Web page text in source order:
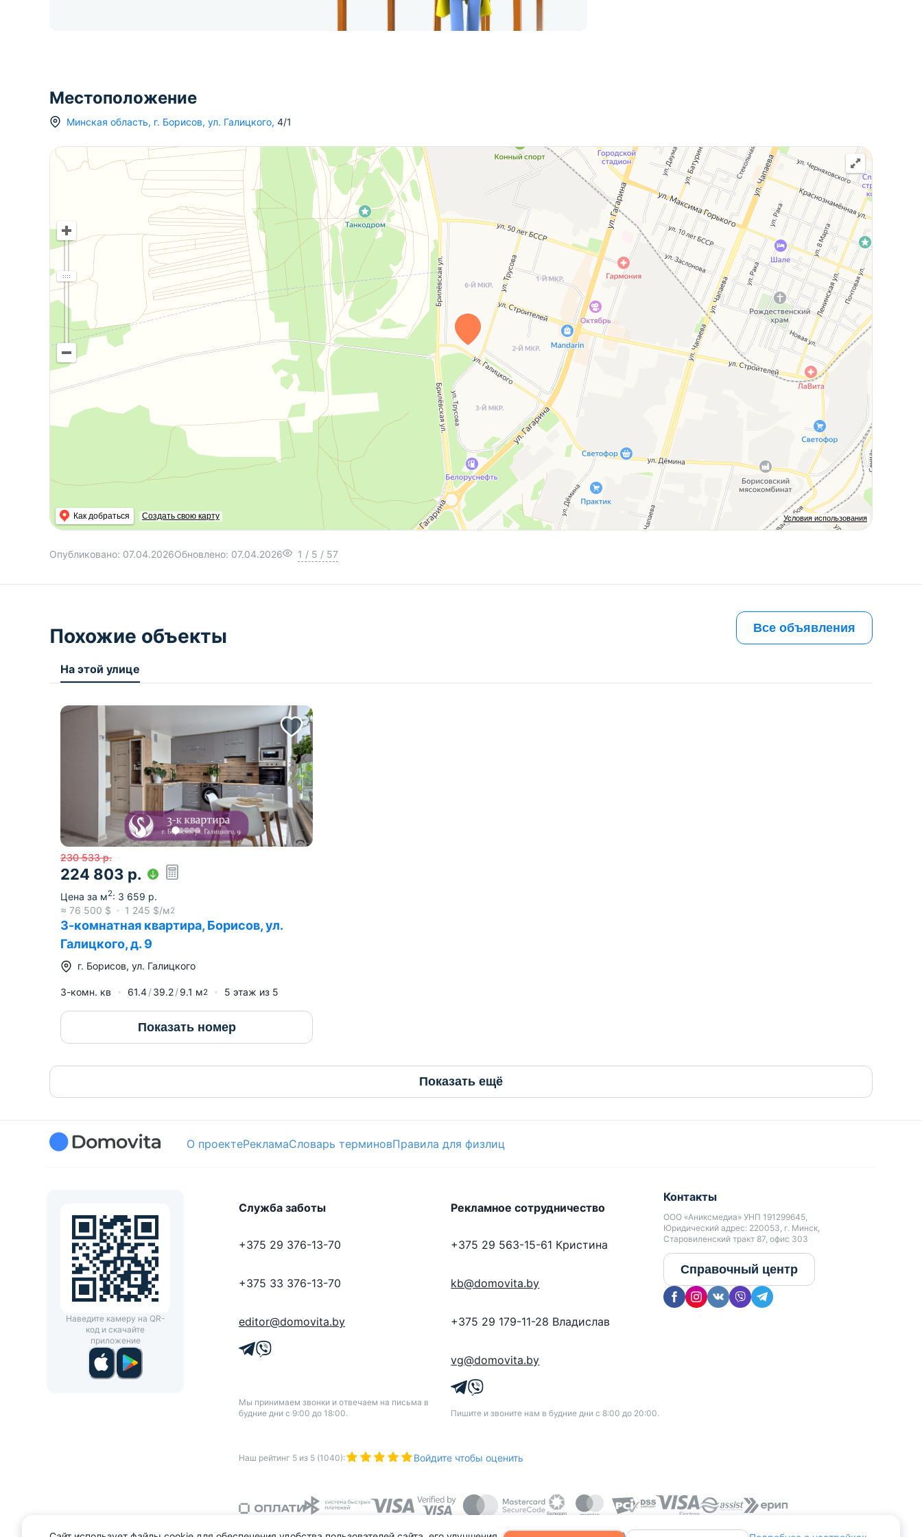
Местоположение
Минская область, г. Борисов, ул. Галицкого, 4/1
Условия использования
Как добраться Создать свою карту
Опубликовано: 07.04.2026Обновлено: 07.04.2026 1 / 5 / 57
Похожие объекты Все объявления
На этой улице
230 533 р.
224 803 р.
Цена за м2: 3 659 р.
≈ 76 500 $ 1 245 $/м2
3-комнатная квартира, Борисов, ул.
Галицкого, д. 9
г. Борисов, ул. Галицкого
3-комн. кв 61.4 39.2 9.1 м2 5 этаж из 5
Показать номер
Показать ещё
О проектеРекламаСловарь терминовПравила для физлиц
Наведите камеру на QR-
код и скачайте
приложение
Служба заботы
+375 29 376-13-70
+375 33 376-13-70
editor@domovita.by
Мы принимаем звонки и отвечаем на письма в
будние дни с 9:00 до 18:00.
Рекламное сотрудничество
+375 29 563-15-61 Кристина
kb@domovita.by
+375 29 179-11-28 Владислав
vg@domovita.by
Пишите и звоните нам в будние дни с 8:00 до 20:00.
Контакты
ООО «Аниксмедиа» УНП 191299645,
Юридический адрес: 220053, г. Минск,
Старовиленский тракт 87, офис 303
Справочный центр
Наш рейтинг 5 из 5 (1040): Войдите чтобы оценить